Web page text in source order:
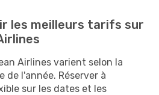
les meilleurs tarifs sur
Airlines varient selon la
de l'année. Réserver à
sur les dates et les